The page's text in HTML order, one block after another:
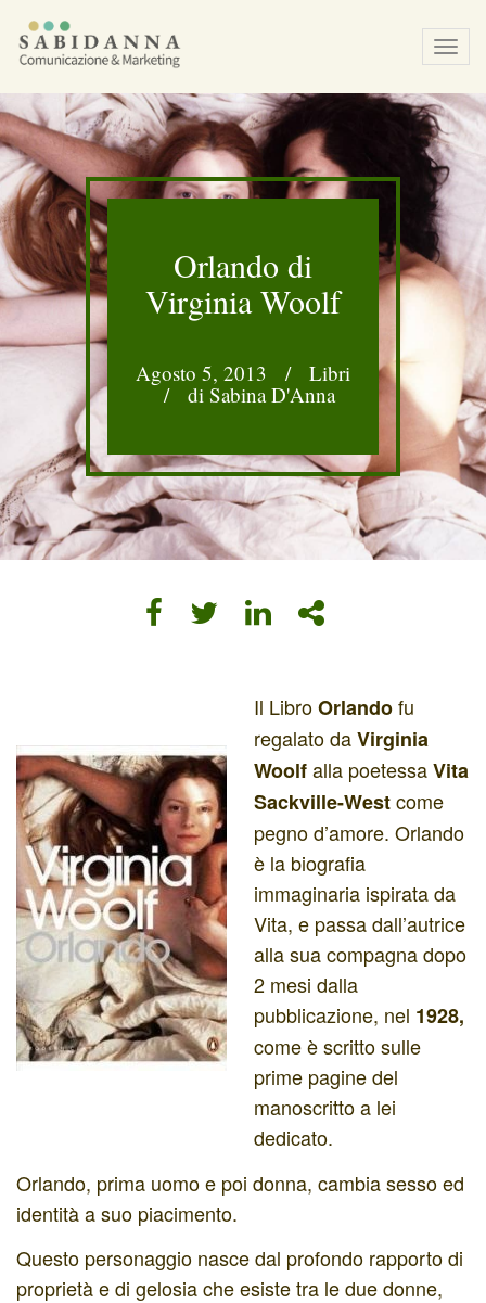
Orlando di
Virginia Woolf
Agosto 5, 2013 / Libri
/ di Sabina D'Anna
Il LibroOrlandofu
regalato daVirginia
Woolfalla poetessaVita
Sackville-Westcome
pegno d’amore. Orlando
è la biografia
immaginaria ispirata da
Vita, e passa dall’autrice
alla sua compagna dopo
2 mesi dalla
pubblicazione, nel 1928,
come è scritto sulle
prime pagine del
manoscritto a lei
dedicato.
Orlando, prima uomo e poi donna, cambia sesso ed
identità a suo piacimento.
Questo personaggio nasce dal profondo rapporto di
proprietà e di gelosia che esiste tra le due donne,